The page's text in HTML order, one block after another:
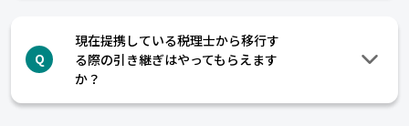
Q
現在提携している税理士から移行す
る際の引き継ぎはやってもらえます
か？